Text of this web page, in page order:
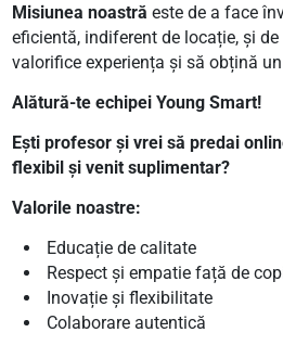
Misiunea noastră este de a face
eficientă, indiferent de locație, și
valorifice experiența și să obțină
Alătură-te echipei Young Smart!
Ești profesor și vrei să predai
flexibil și venit suplimentar?
Valorile noastre:
Educație de calitate
Respect și empatie față de
Inovație și flexibilitate
Colaborare autentică